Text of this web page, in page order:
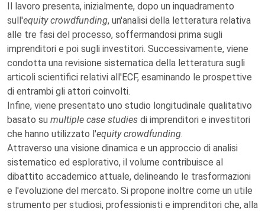
Il lavoro presenta, inizialmente, dopo un inquadramento
sull'equity crowdfunding, un'analisi della letteratura relativa
alle tre fasi del processo, soffermandosi prima sugli
imprenditori e poi sugli investitori. Successivamente, viene
condotta una revisione sistematica della letteratura sugli
articoli scientifici relativi all'ECF, esaminando le prospettive
di entrambi gli attori coinvolti.
Infine, viene presentato uno studio longitudinale qualitativo
basato su multiple case studies di imprenditori e investitori
che hanno utilizzato l'equity crowdfunding.
Attraverso una visione dinamica e un approccio di analisi
sistematico ed esplorativo, il volume contribuisce al
dibattito accademico attuale, delineando le trasformazioni
e l'evoluzione del mercato. Si propone inoltre come un utile
strumento per studiosi, professionisti e imprenditori che, alla